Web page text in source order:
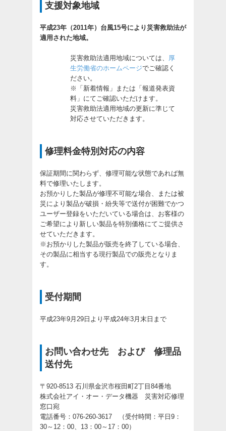
支援対象地域
平成23年（2011年） 台風15号により災害救助法が
適用された地域。
災害救助法適用地域については、 厚
生労働省のホームページでご確認く
ださい。
※「新着情報」または「報道発表資
料」にてご確認いただけます。
災害救助法適用地域の更新に準じて
対応させていただきます。
修理料金特別対応の内容
保証期間に関わらず、修理可能な状態であれば無
料で修理いたします。
お預かりした製品が修理不可能な場合、または被
災により製品が破損・紛失等で送付が困難でかつ
ユーザー登録をいただいている場合は、お客様の
ご希望により新しい製品を特別価格にてご提供さ
せていただきます。
※お預かりした製品が販売を終了している場合、
その製品に相当する現行製品での販売となりま
す。
受付期間
平成23年9月29日より平成24年3月末日まで
お問い合わせ先 および 修理品
送付先
〒920-8513 石川県金沢市桜田町2丁目84番地
株式会社アイ・オー・データ機器 災害対応修理
窓口宛
電話番号：076-260-3617 （受付時間：平日9：
30～12：00、13：00～17：00）